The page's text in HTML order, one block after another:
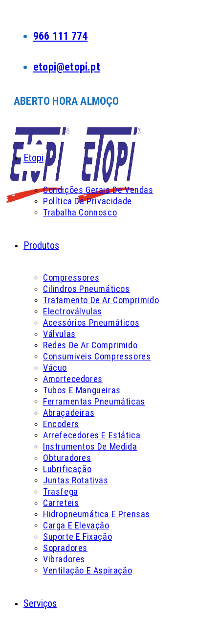
966 111 774
etopi@etopi.pt
ABERTO HORA ALMOÇO
Etopi
Condições Gerais De Vendas
Política Da Privacidade
Trabalha Connosco
Produtos
Compressores
Cilindros Pneumáticos
Tratamento De Ar Comprimido
Electroválvulas
Acessórios Pneumáticos
Válvulas
Redes De Ar Comprimido
Consumiveis Compressores
Vácuo
Amortecedores
Tubos E Mangueiras
Ferramentas Pneumáticas
Abraçadeiras
Encoders
Arrefecedores E Estática
Instrumentos De Medida
Obturadores
Lubrificação
Juntas Rotativas
Trasfega
Carreteis
Hidropneumática E Prensas
Carga E Elevação
Suporte E Fixação
Sopradores
Vibradores
Ventilação E Aspiração
Serviços